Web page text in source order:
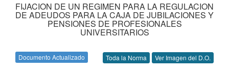
FIJACION DE UN REGIMEN PARA LA REGULACION
DE ADEUDOS PARA LA CAJA DE JUBILACIONES Y
PENSIONES DE PROFESIONALES
UNIVERSITARIOS
Documento Actualizado Toda la Norma Ver Imagen del D.O.